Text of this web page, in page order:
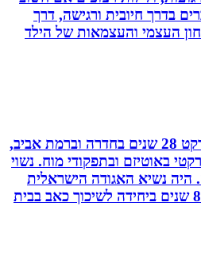
חיובית ורגישה, דרך
העצמי והעצמאות של הילד
ד”ר רונן מנדי, כירופרקט 28 שנים בחדרה וברמת אביב,
באוטיזם ובתפקודי מוח. נשוי
היה נשיא האגודה הישראלית
עבד 8 שנים ביחידה לשיכוך כאב בבית